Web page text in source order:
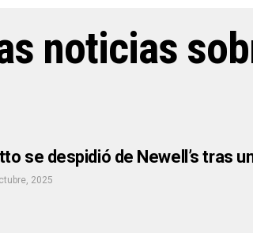
noticias
se despidió de Newell’s tras
2025